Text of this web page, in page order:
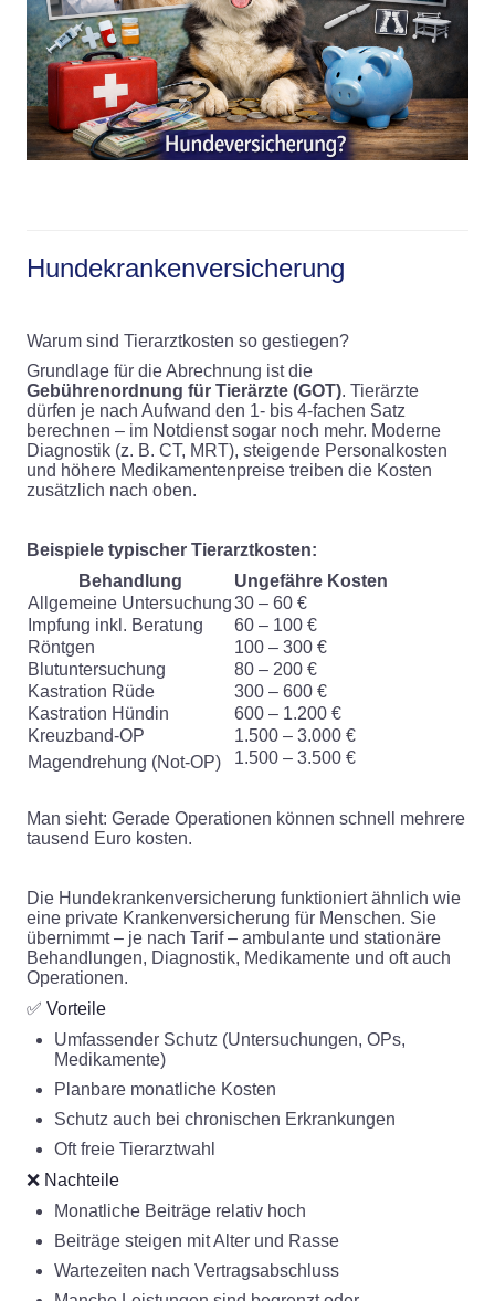
Hundekrankenversicherung
Warum sind Tierarztkosten so gestiegen?
Grundlage für die Abrechnung ist die
Gebührenordnung für Tierärzte (GOT). Tierärzte
dürfen je nach Aufwand den 1- bis 4-fachen Satz
berechnen – im Notdienst sogar noch mehr. Moderne
Diagnostik (z. B. CT, MRT), steigende Personalkosten
und höhere Medikamentenpreise treiben die Kosten
zusätzlich nach oben.
Beispiele typischer Tierarztkosten:
Behandlung
Ungefähre Kosten
Allgemeine Untersuchung30 – 60 €
Impfung inkl. Beratung
60 – 100 €
Röntgen
100 – 300 €
Blutuntersuchung
80 – 200 €
Kastration Rüde
300 – 600 €
Kastration Hündin
600 – 1.200 €
Kreuzband-OP
1.500 – 3.000 €
Magendrehung (Not-OP)
1.500 – 3.500 €
Man sieht: Gerade Operationen können schnell mehrere
tausend Euro kosten.
Die Hundekrankenversicherung funktioniert ähnlich wie
eine private Krankenversicherung für Menschen. Sie
übernimmt – je nach Tarif – ambulante und stationäre
Behandlungen, Diagnostik, Medikamente und oft auch
Operationen.
✅ Vorteile
Umfassender Schutz (Untersuchungen, OPs,
Medikamente)
Planbare monatliche Kosten
Schutz auch bei chronischen Erkrankungen
Oft freie Tierarztwahl
❌ Nachteile
Monatliche Beiträge relativ hoch
Beiträge steigen mit Alter und Rasse
Wartezeiten nach Vertragsabschluss